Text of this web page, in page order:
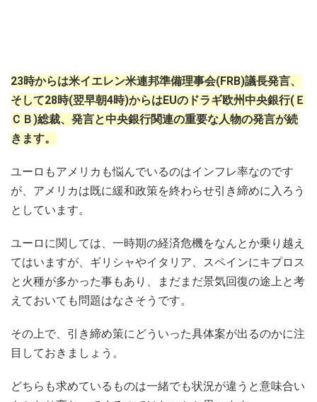
23時からは米イエレン米連邦準備理事会(FRB)議長発言、
そして28時(翌早朝4時)からはEUのドラギ欧州中央銀行(Ｅ
ＣＢ)総裁、発言と中央銀行関連の重要な人物の発言が続
きます。
ユーロもアメリカも悩んでいるのはインフレ率なのです
が、アメリカは既に緩和政策を終わらせ引き締めに入ろう
としています。
ユーロに関しては、一時期の経済危機をなんとか乗り越え
てはいますが、ギリシャやイタリア、スペインにキプロス
と火種が多かった事もあり、まだまだ景気回復の途上と考
えておいても問題はなさそうです。
その上で、引き締め策にどういった具体案が出るのかに注
目しておきましょう。
どちらも求めているものは一緒でも状況が違うと意味合い